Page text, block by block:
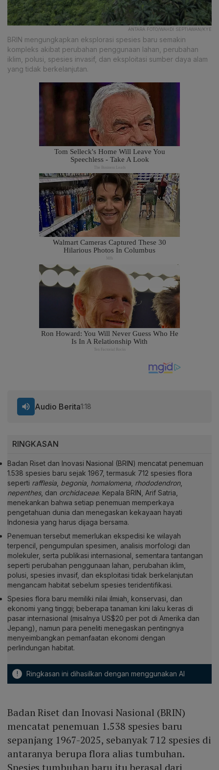
ANTARA FOTO/WAHDI SEPTIAWAN/KYE
BRIN mengungkapkan eksplorasi spesies baru semakin
kompleks akibat perubahan penggunaan lahan, perubahan
iklim, polusi, spesies invasif, dan eksploitasi sumber daya alam
yang tidak berkelanjutan.
RINGKASAN
Badan Riset dan Inovasi Nasional (BRIN) mencatat penemuan
1.538 spesies baru sejak 1967, termasuk 712 spesies flora
seperti rafflesia, begonia, homalomena, rhododendron,
nepenthes, dan orchidaceae. Kepala BRIN, Arif Satria,
menekankan bahwa setiap penemuan memperkaya
pengetahuan dunia dan menegaskan kekayaan hayati
Indonesia yang harus dijaga bersama.
Penemuan tersebut memerlukan ekspedisi ke wilayah
terpencil, pengumpulan spesimen, analisis morfologi dan
molekuler, serta publikasi internasional, sementara tantangan
seperti perubahan penggunaan lahan, perubahan iklim,
polusi, spesies invasif, dan eksploitasi tidak berkelanjutan
mengancam habitat sebelum spesies teridentifikasi.
Spesies flora baru memiliki nilai ilmiah, konservasi, dan
ekonomi yang tinggi; beberapa tanaman kini laku keras di
pasar internasional (misalnya US$20 per pot di Amerika dan
Jepang), namun para peneliti menegaskan pentingnya
menyeimbangkan pemanfaatan ekonomi dengan
perlindungan habitat.
! Ringkasan ini dihasilkan dengan menggunakan AI
Audio Berita1:18
Badan Riset dan Inovasi Nasional (BRIN)
mencatat penemuan 1.538 spesies baru
sepanjang 1967-2025, sebanyak 712 spesies di
antaranya berupa flora alias tumbuhan.